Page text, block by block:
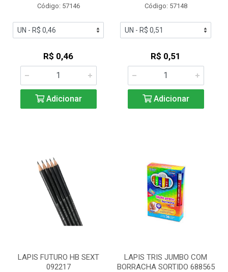
Código: 57146
R$ 0,46
Adicionar
Código: 57148
R$ 0,51
Adicionar
LAPIS FUTURO HB SEXT
092217
LAPIS TRIS JUMBO COM
BORRACHA SORTIDO 688565